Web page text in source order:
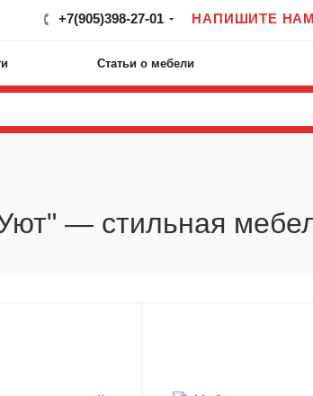
+7(905)398-27-01 НАПИШИТЕ НАМ
Статьи о мебели
— стильная